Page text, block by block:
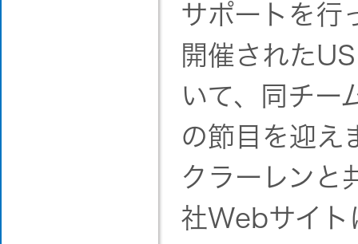
サポートを行
開催された
いて、同チー
の節目を迎え
クラーレンと
社Webサイト